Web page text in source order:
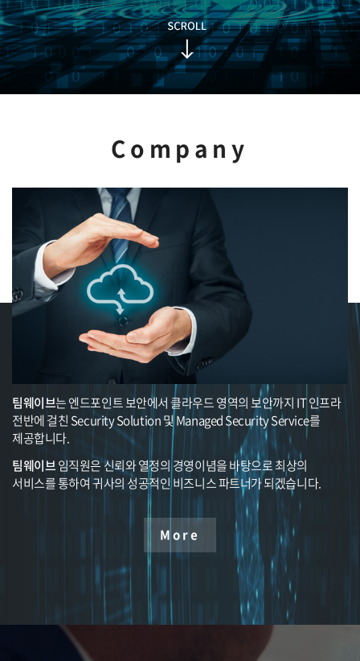
Company
팀웨이브는 엔드포인트 보안에서 클라우드 영역의 보안까지 IT 인프라
전반에 걸친 Security Solution 및 Managed Security Service를
제공합니다.
팀웨이브임직원은 신뢰와 열정의 경영이념을 바탕으로 최상의
서비스를 통하여 귀사의 성공적인 비즈니스 파트너가 되겠습니다.
More